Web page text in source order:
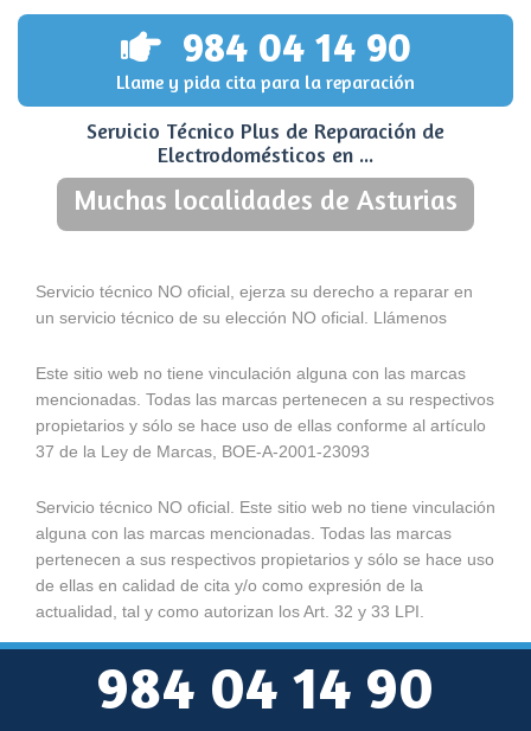
984 04 14 90
Llame y pida cita para la reparación
Servicio Técnico Plus de Reparación de
Electrodomésticos en ...
Muchas localidades de Asturias
Servicio técnico NO oficial, ejerza su derecho a reparar en
un servicio técnico de su elección NO oficial. Llámenos
Este sitio web no tiene vinculación alguna con las marcas
mencionadas. Todas las marcas pertenecen a su respectivos
propietarios y sólo se hace uso de ellas conforme al artículo
37 de la Ley de Marcas, BOE-A-2001-23093
Servicio técnico NO oficial. Este sitio web no tiene vinculación
alguna con las marcas mencionadas. Todas las marcas
pertenecen a sus respectivos propietarios y sólo se hace uso
de ellas en calidad de cita y/o como expresión de la
actualidad, tal y como autorizan los Art. 32 y 33 LPI.
984 04 14 90